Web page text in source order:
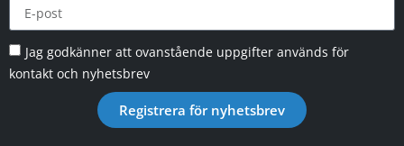
Jag godkänner att ovanstående uppgifter används för
kontakt och nyhetsbrev
Registrera för nyhetsbrev